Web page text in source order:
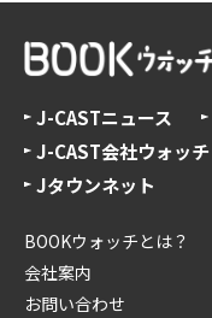
J-CASTニュース
J-CAST会社ウォッチ
Jタウンネット
BOOKウォッチとは？
会社案内
お問い合わせ